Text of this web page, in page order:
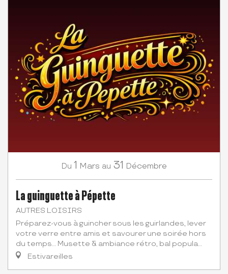
Du 1 Mars au 31 Décembre
La guinguette à Pépette
AUTRES LOISIRS
Préparez-vous à guincher sous les guirlandes, lever
votre verre entre amis et savourer une soirée hors
du temps… Musette & ambiance rétro, bal popula...
Estivareilles